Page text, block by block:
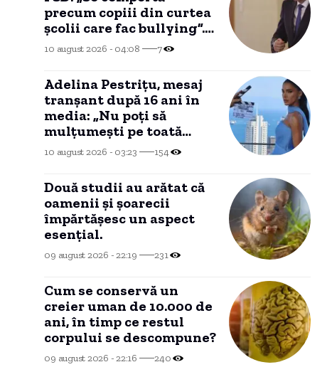
precum copiii din curtea
școlii care fac bullying”.
Ce spune despre
alegerile anticipate
10 august 2026 - 04:08 7
Adelina Pestrițu, mesaj
tranșant după 16 ani în
media: „Nu poți să
mulțumești pe toată
lumea”
10 august 2026 - 03:23 154
Două studii au arătat că
oamenii și șoarecii
împărtășesc un aspect
esențial.
09 august 2026 - 22:19 231
Cum se conservă un
creier uman de 10.000 de
ani, în timp ce restul
corpului se descompune?
09 august 2026 - 22:16 240